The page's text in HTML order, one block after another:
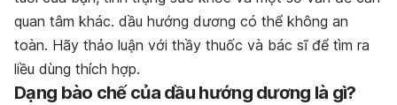
quan tâm khác. dầu hướng dương có thể không an
toàn. Hãy thảo luận với thầy thuốc và bác sĩ để tìm ra
liều dùng thích hợp.
Dạng bào chế của dầu hướng dương là gì?